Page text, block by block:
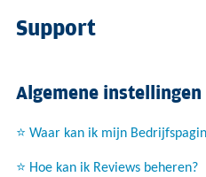
Support
Algemene instellingen
⭐ Waar kan ik mijn
⭐ Hoe kan ik Reviews beheren?